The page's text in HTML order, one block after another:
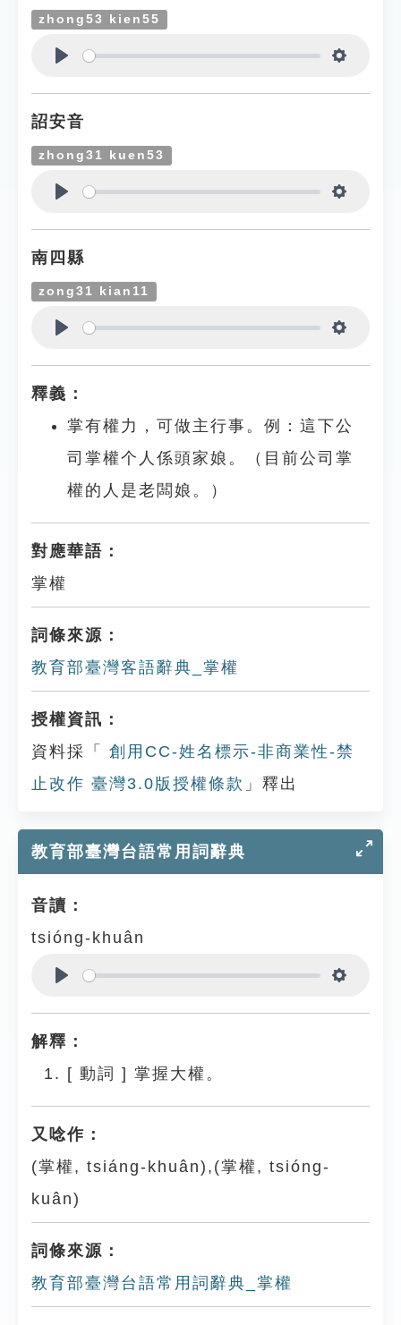
zhong53 kien55
詔安音
zhong31 kuen53
南四縣
zong31 kian11
釋義：
掌有權力，可做主行事。例：這下公
司掌權个人係頭家娘。（目前公司掌
權的人是老闆娘。）
對應華語：
掌權
詞條來源：
教育部臺灣客語辭典_掌權
授權資訊：
資料採「
創用CC-姓名標示-非商業性-禁
止改作 臺灣3.0版授權條款 」釋出
教育部臺灣台語常用詞辭典
音讀：
tsióng-khuân
解釋：
[ 動詞 ] 掌握大權。
又唸作：
(掌權, tsiáng-khuân),(掌權, tsióng-
kuân)
詞條來源：
教育部臺灣台語常用詞辭典_掌權